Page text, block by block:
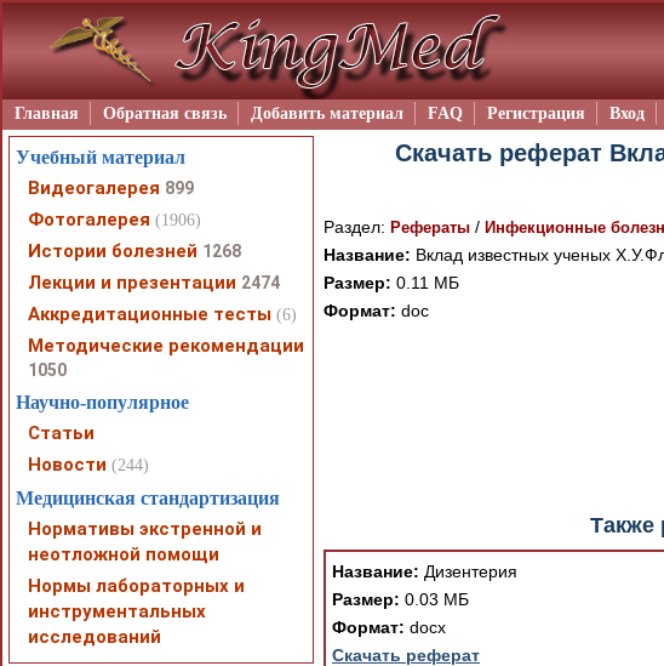
Главная Обратная связь Добавить материал FAQ Регистрация Вход
Скачать реферат
Раздел: Рефераты / Инфекционные
Название: Вклад известных ученых
Размер: 0.11 МБ
Формат: doc
Также
Название: Дизентерия
Размер: 0.03 МБ
Формат: docx
Скачать реферат
Учебный материал
Видеогалерея 899
Фотогалерея (1906)
Истории болезней 1268
Лекции и презентации 2474
Аккредитационные тесты (6)
Методические рекомендации
1050
Научно-популярное
Статьи
Новости (244)
Медицинская стандартизация
Нормативы экстренной и
неотложной помощи
Нормы лабораторных и
инструментальных
исследований